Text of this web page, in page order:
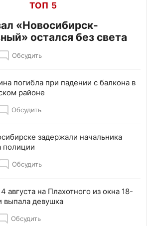
ТОП 5
«Новосибирск-
остался без света
Обсудить
погибла при падении с балкона в
районе
Обсудить
задержали начальника
полиции
Обсудить
августа на Плахотного из окна 18-
выпала девушка
Обсудить